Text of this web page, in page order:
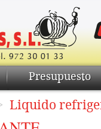
Presupuesto
Liquido